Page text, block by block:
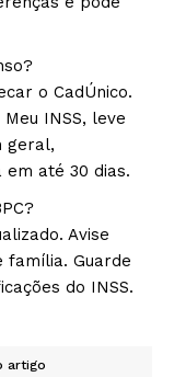
o CadÚnico.
INSS, leve
geral,
até 30 dias.
Avise
família. Guarde
do INSS.
artigo